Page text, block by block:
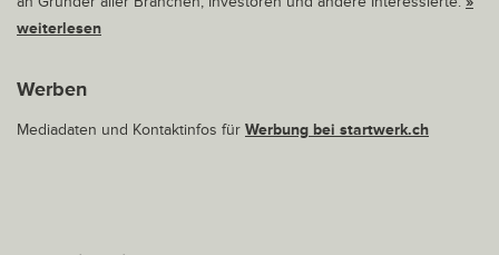
weiterlesen
Werben
Mediadaten und Kontaktinfos für Werbung bei startwerk.ch